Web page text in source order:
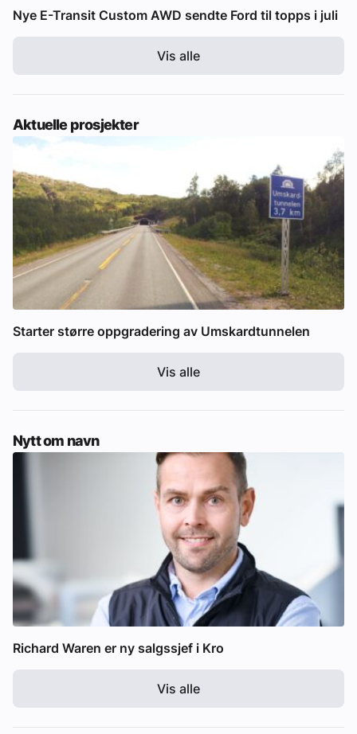
Nye E-Transit Custom AWD sendte Ford til topps i juli
Vis alle
Aktuelle prosjekter
Starter større oppgradering av Umskardtunnelen
Vis alle
Nytt om navn
Richard Waren er ny salgssjef i Kro
Vis alle